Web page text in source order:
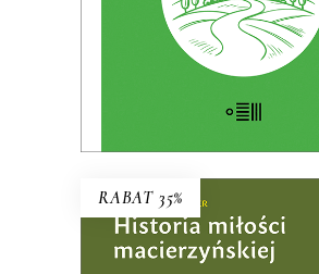
E-BOOK DO KOSZYKA
RABAT 35%